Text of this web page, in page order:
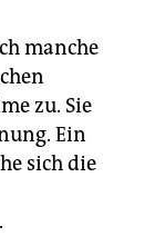
manche
zu. Sie
Ein
sich die